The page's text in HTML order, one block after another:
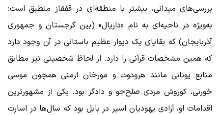
بررسی‌های میدانی، بیشتر با منطقه‌ای در قفقاز منطبق است؛
به‌ویژه در ناحیه‌ای به نام «داریال» (بین گرجستان و جمهوری
آذربایجان) که بقایای یک دیوار عظیم باستانی در آن وجود دارد
که همین مشخصات قرآنی را دارد. از لحاظ شخصیتی نیز مطابق
منابع یونانی مانند هرودوت و مورخان ارمنی همچون موسی
خورنی، کوروش مردی صلح‌جو و دادگر بود. یکی از مشهورترین
اقدامات او، آزادی یهودیان اسیر در بابل بود که سال‌ها در اسارت